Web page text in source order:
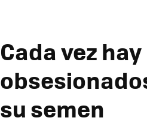
Cada vez
su semen